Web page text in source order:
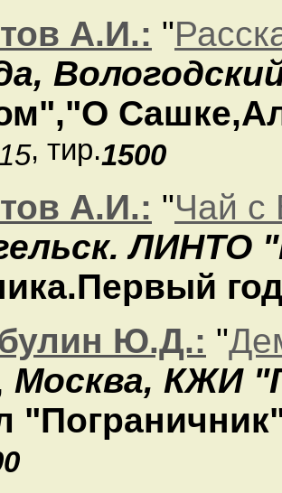
А.И.: "
, тир.1500
А.И.: "Чай с
ЛИНТО
Ю.Д.: "
Москва, КЖИ